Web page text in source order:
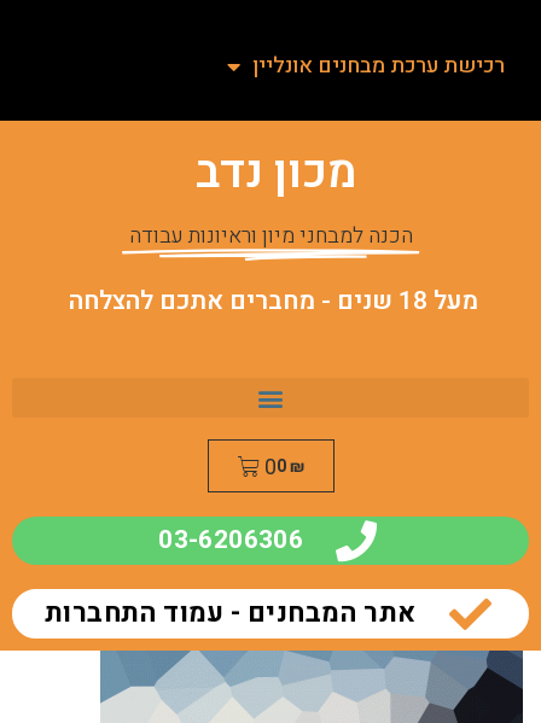
רכישת ערכת מבחנים אונליין
מכון נדב
הכנה למבחני מיון וראיונות עבודה
מעל 18 שנים - מחברים אתכם להצלחה
0₪
0
03-6206306
אתר המבחנים - עמוד התחברות